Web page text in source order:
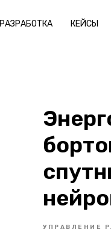
РАЗРАБОТКА КЕЙСЫ
УПРАВЛЕНИЕ